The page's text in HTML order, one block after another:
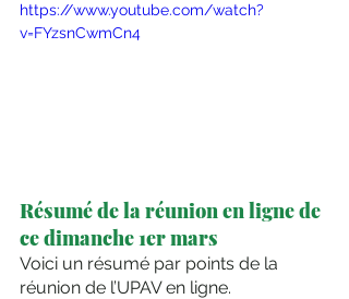
https://www.youtube.com/watch?
v=FYzsnCwmCn4
Résumé de la réunion en ligne de
ce dimanche 1er mars
Voici un résumé par points de la
réunion de l’UPAV en ligne.